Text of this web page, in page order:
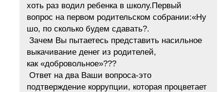
хоть раз водил ребенка в школу.Первый
вопрос на первом родительском собрании:«Ну
шо, по сколько будем сдавать?.
Зачем Вы пытаетесь представить насильное
выкачивание денег из родителей,
как «добровольное»???
Ответ на два Ваши вопроса-это
подтверждение коррупции, которая процветает